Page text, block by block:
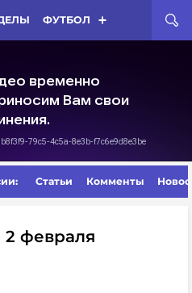
ФУТБОЛ
Статьи Комменты
2 февраля